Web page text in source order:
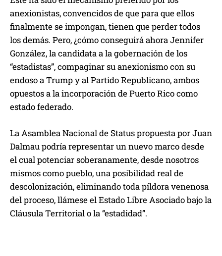
anexionistas, convencidos de que para que ellos
finalmente se impongan, tienen que perder todos
los demás. Pero, ¿cómo conseguirá ahora Jennifer
González, la candidata a la gobernación de los
“estadistas”, compaginar su anexionismo con su
endoso a Trump y al Partido Republicano, ambos
opuestos a la incorporación de Puerto Rico como
estado federado.
La Asamblea Nacional de Status propuesta por Juan
Dalmau podría representar un nuevo marco desde
el cual potenciar soberanamente, desde nosotros
mismos como pueblo, una posibilidad real de
descolonización, eliminando toda píldora venenosa
del proceso, llámese el Estado Libre Asociado bajo la
Cláusula Territorial o la “estadidad”.